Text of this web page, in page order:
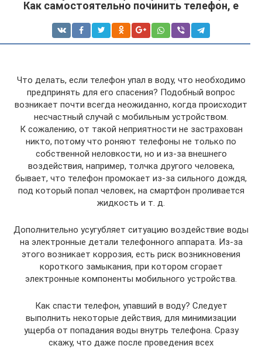
Как самостоятельно починить телефон, е
Что делать, если телефон упал в воду, что необходимо
предпринять для его спасения? Подобный вопрос
возникает почти всегда неожиданно, когда происходит
несчастный случай с мобильным устройством.
К сожалению, от такой неприятности не застрахован
никто, потому что роняют телефоны не только по
собственной неловкости, но и из-за внешнего
воздействия, например, толчка другого человека,
бывает, что телефон промокает из-за сильного дождя,
под который попал человек, на смартфон проливается
жидкость и т. д.
Дополнительно усугубляет ситуацию воздействие воды
на электронные детали телефонного аппарата. Из-за
этого возникает коррозия, есть риск возникновения
короткого замыкания, при котором сгорает
электронные компоненты мобильного устройства.
Как спасти телефон, упавший в воду? Следует
выполнить некоторые действия, для минимизации
ущерба от попадания воды внутрь телефона. Сразу
скажу, что даже после проведения всех